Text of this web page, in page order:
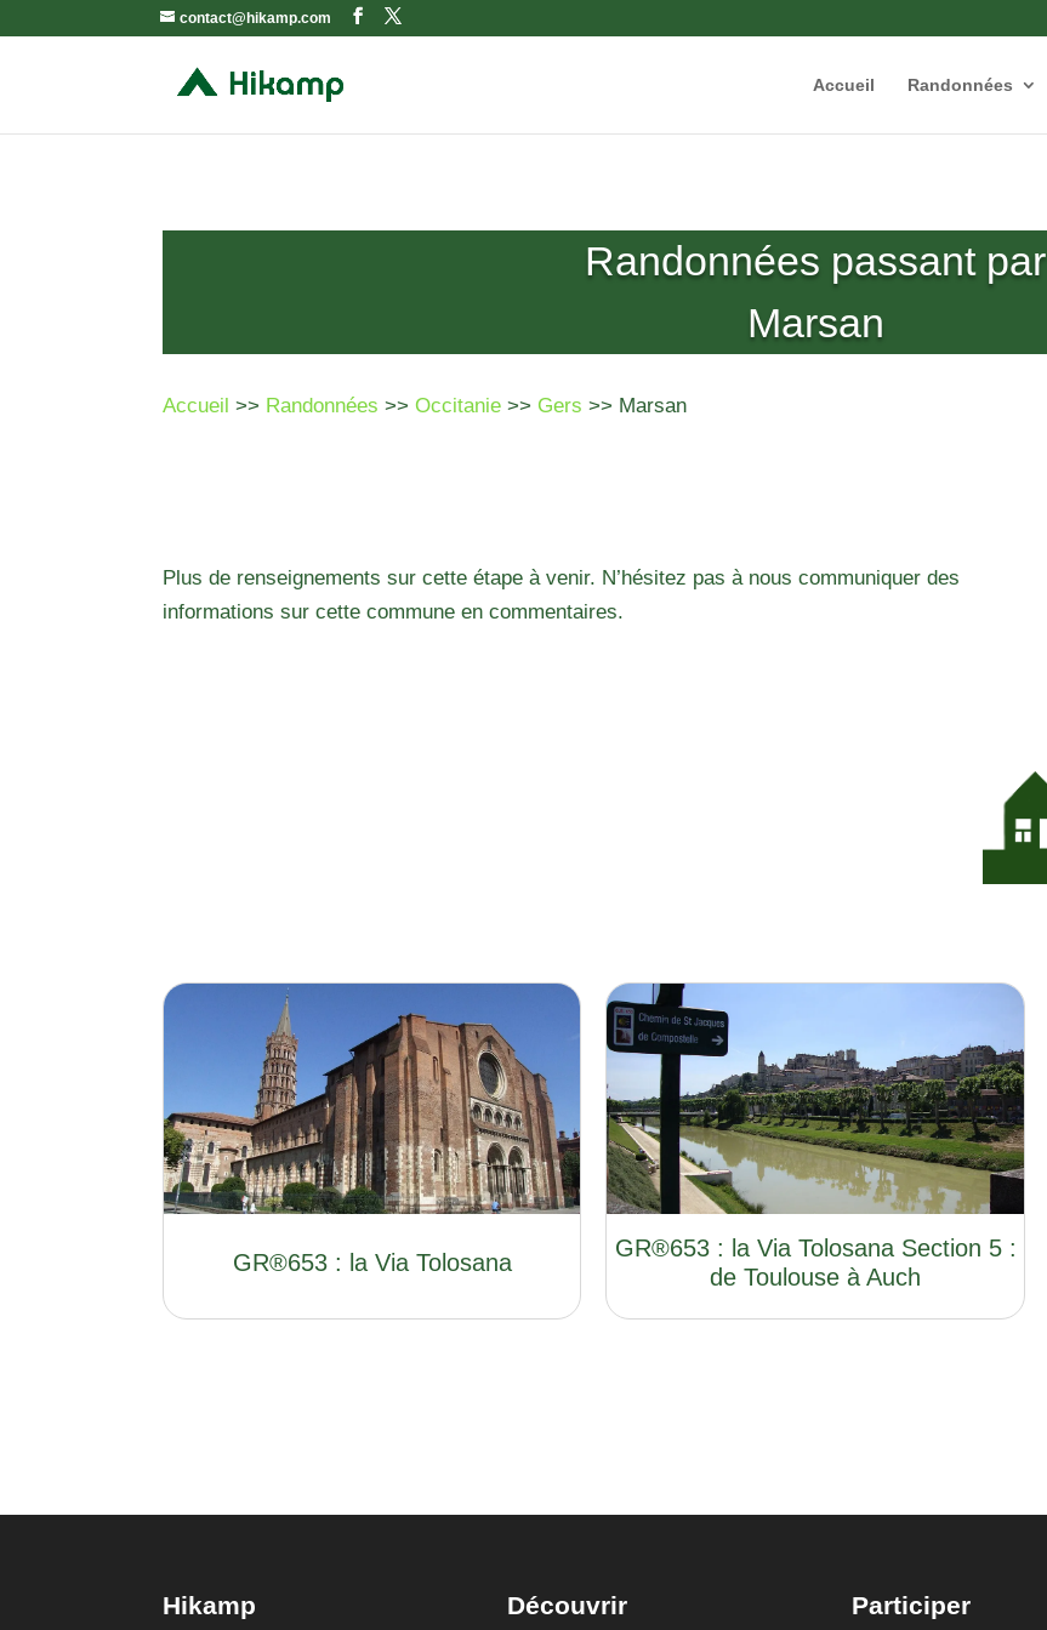
contact@hikamp.com
Accueil Randonnées
Randonnées passant par
Marsan
Accueil >> Randonnées >>Occitanie >> Gers >> Marsan
Plus de renseignements sur cette étape à venir. N’hésitez pas à nous communiquer des
informations sur cette commune en commentaires.
GR®653 : la Via Tolosana
GR®653 : la Via Tolosana Section 5 :
de Toulouse à Auch
Hikamp Découvrir Participer